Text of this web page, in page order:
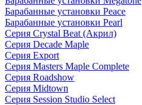
Барабанные установки Peace
Барабанные установки Pearl
Серия Crystal Beat (Акрил)
Серия Decade Maple
Серия Export
Серия Masters Maple Complete
Серия Roadshow
Серия Midtown
Серия Session Studio Select